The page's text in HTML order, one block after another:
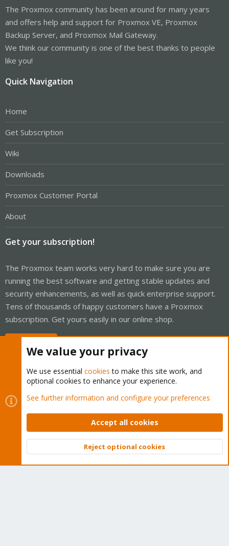
The Proxmox community has been around for many years
and offers help and support for Proxmox VE, Proxmox
Backup Server, and Proxmox Mail Gateway.
We think our community is one of the best thanks to people
like you!
Quick Navigation
Home
Get Subscription
Wiki
Downloads
Proxmox Customer Portal
About
Get your subscription!
The Proxmox team works very hard to make sure you are
running the best software and getting stable updates and
security enhancements, as well as quick enterprise support.
Tens of thousands of happy customers have a Proxmox
subscription. Get yours easily in our online shop.
Cookies
Proxmox Support Forum - Light Mode
Contact us
Terms and rules Privacy policy Help Home
Community platform by XenForo © 2010-2026 XenForo Ltd.
Top
We value your privacy
We use essential cookies to make this site work, and
optional cookies to enhance your experience.
See further information and configure your preferences
Accept all cookies
Reject optional cookies